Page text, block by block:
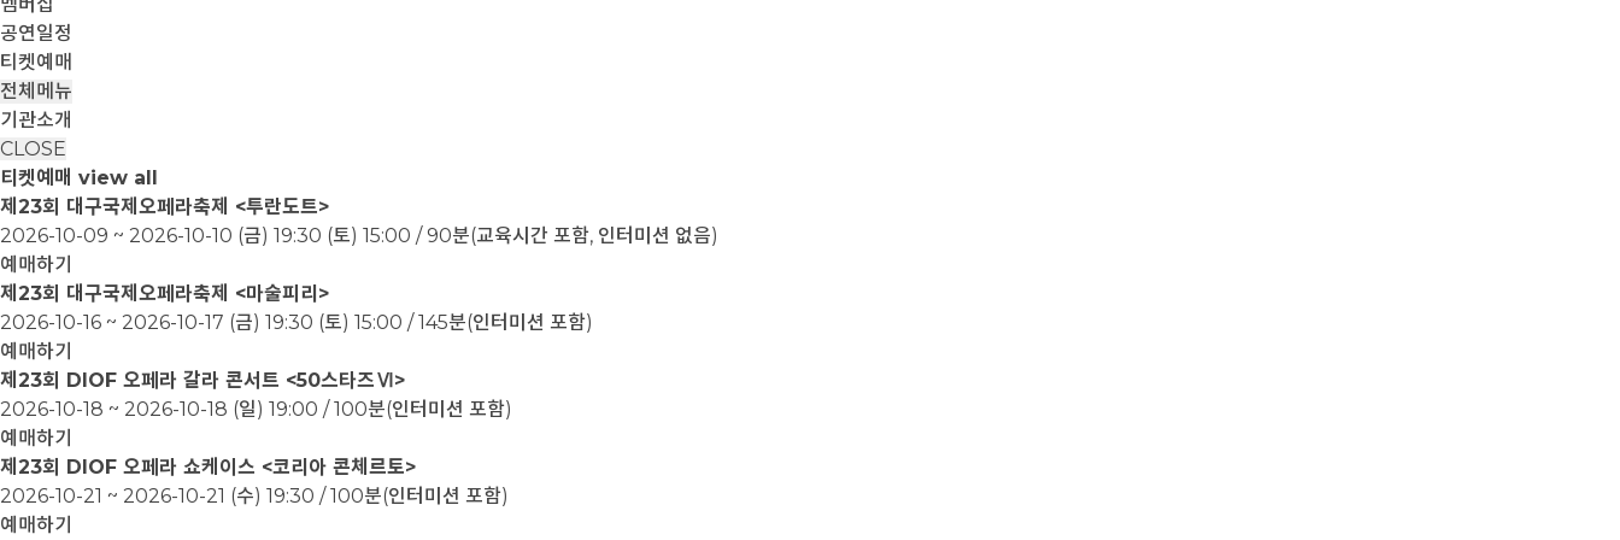
공연일정
티켓예매
전체메뉴
기관소개
CLOSE
티켓예매 view all
제23회 대구국제오페라축제 <투란도트>
2026-10-09 ~ 2026-10-10 (금) 19:30 (토) 15:00 / 90분(교육시간 포함, 인터미션 없음)
예매하기
제23회 대구국제오페라축제 <마술피리>
2026-10-16 ~ 2026-10-17 (금) 19:30 (토) 15:00 / 145분(인터미션 포함)
예매하기
제23회 DIOF 오페라 갈라 콘서트 <50스타즈Ⅵ>
2026-10-18 ~ 2026-10-18 (일) 19:00 / 100분(인터미션 포함)
예매하기
제23회 DIOF 오페라 쇼케이스 <코리아 콘체르토>
2026-10-21 ~ 2026-10-21 (수) 19:30 / 100분(인터미션 포함)
예매하기